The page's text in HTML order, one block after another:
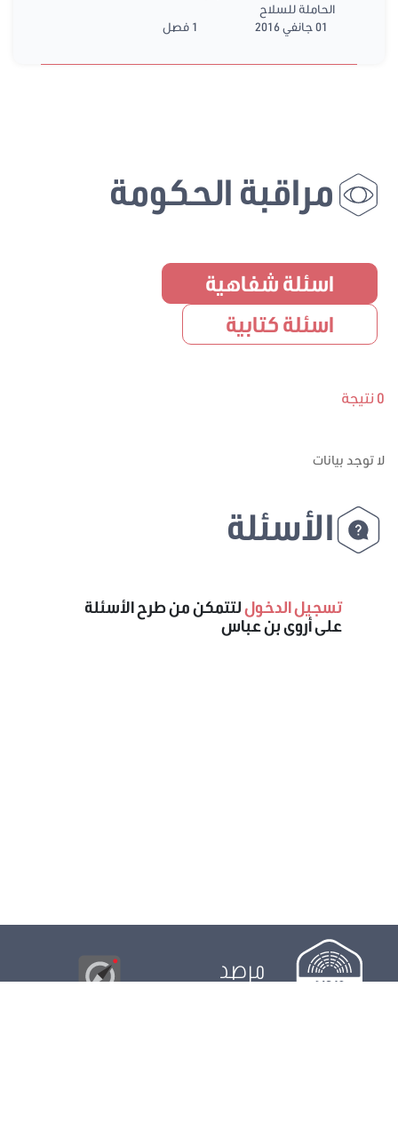
الحاملة للسلاح
01 جانفي 2016
1 فصل
مراقبة الحكومة
اسئلة شفاهية
اسئلة كتابية
0 نتيجة
لا توجد بيانات
الأسئلة
تسجيل الدخوللتتمكن من طرح الأسئلة
على أروى بن عباس
مرصد